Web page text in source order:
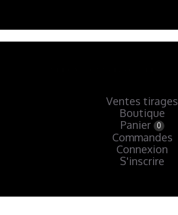
Ventes tirages
Boutique
Panier
0
Commandes
Connexion
S'inscrire